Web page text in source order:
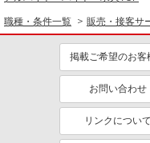
職種・条件一覧 販売・接客サ
掲載ご希望のお客
お問い合わせ
リンクについて